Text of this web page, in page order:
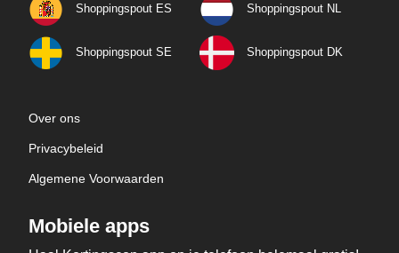
Shoppingspout ES Shoppingspout NL
Shoppingspout SE Shoppingspout DK
Over ons
Privacybeleid
Algemene Voorwaarden
Mobiele apps